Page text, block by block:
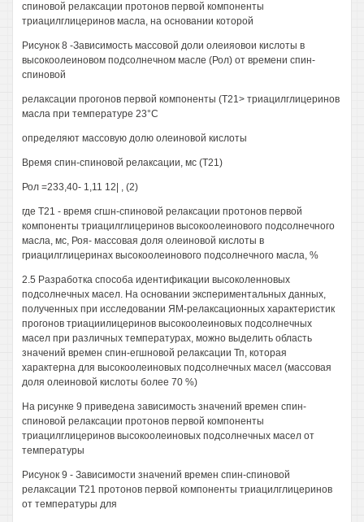
спиновой релаксации протонов первой компоненты
триацилглицеринов масла, на основании которой
Рисунок 8 -Зависимость массовой доли олеияовои кислоты в
высокоолеиновом подсолнечном масле (Рол) от времени спин-
спиновой
релаксации прогонов первой компоненты (Т21> триацилглицеринов
масла при температуре 23°С
определяют массовую долю олеиновой кислоты
Время спин-спиновой релаксации, мс (Т21)
Рол =233,40- 1,11 12| , (2)
где Т21 - время сгшн-спиновой релаксации протонов первой
компоненты триацилглицеринов высокоолеинового подсолнечного
масла, мс, Роя- массовая доля олеиновой кислоты в
гриацилглицеринах высокоолеинового подсолнечного масла, %
2.5 Разработка способа идентификации высоколенновых
подсолнечных масел. На основании экспериментальных данных,
полученных при исследовании ЯМ-релаксационных характеристик
прогонов триациилицеринов высокоолеиновых подсолнечных
масел при различных температурах, можно выделить область
значений времен спин-егшновой релаксации Тп, которая
характерна для высокоолеиновых подсолнечных масел (массовая
доля олеиновой кислоты более 70 %)
На рисунке 9 приведена зависимость значений времен спин-
спиновой релаксации протонов первой компоненты
триацилглицеринов высокоолеиновых подсолнечных масел от
температуры
Рисунок 9 - Зависимости значений времен спин-спиновой
релаксации Т21 протонов первой компоненты триацилглицеринов
от температуры для